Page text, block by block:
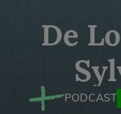
De
PODCAST